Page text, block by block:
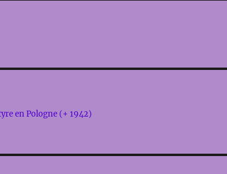
en Pologne (+ 1942)